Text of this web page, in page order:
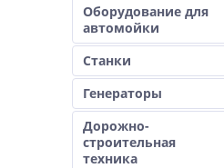
Оборудование для
автомойки
Станки
Генераторы
Дорожно-
строительная
техника